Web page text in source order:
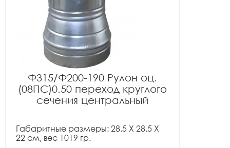
Ф315/Ф200-190 Рулон оц.
(08ПС)0.50 переход круглого
сечения центральный
Габаритные размеры: 28.5 X 28.5 X
22 см, вес 1019 гр.